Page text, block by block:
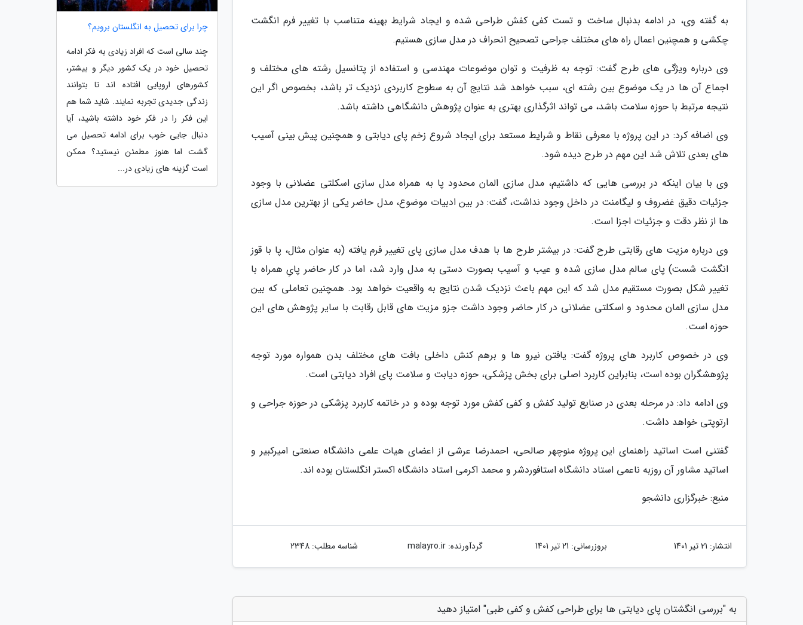
به گفته وی، در ادامه بدنبال ساخت و تست کفی کفش طراحی شده و ایجاد شرایط بهینه متناسب با تغییر فرم انگشت
چکشی و همچنین اعمال راه های مختلف جراحی تصحیح انحراف در مدل سازی هستیم.
وی درباره ویژگی های طرح گفت: توجه به ظرفیت و توان موضوعات مهندسی و استفاده از پتانسیل رشته های مختلف و
اجماع آن ها در یک موضوع بین رشته ای، سبب خواهد شد نتایج آن به سطوح کاربردی نزدیک تر باشد، بخصوص اگر این
نتیجه مرتبط با حوزه سلامت باشد، می تواند اثرگذاری بهتری به عنوان پژوهش دانشگاهی داشته باشد.
وی اضافه کرد: در این پروژه با معرفی نقاط و شرایط مستعد برای ایجاد شروع زخم پای دیابتی و همچنین پیش بینی آسیب
های بعدی تلاش شد این مهم در طرح دیده شود.
وی با بیان اینکه در بررسی هایی که داشتیم، مدل سازی المان محدود پا به همراه مدل سازی اسکلتی عضلانی با وجود
جزئیات دقیق غضروف و لیگامنت در داخل وجود نداشت، گفت: در بین ادبیات موضوع، مدل حاضر یکی از بهترین مدل سازی
ها از نظر دقت و جزئیات اجزا است.
وی درباره مزیت های رقابتی طرح گفت: در بیشتر طرح ها با هدف مدل سازی پای تغییر فرم یافته (به عنوان مثال، پا با قوز
انگشت شست) پای سالم مدل سازی شده و عیب و آسیب بصورت دستی به مدل وارد شد، اما در کار حاضر پایِ همراه با
تغییر شکل بصورت مستقیم مدل شد که این مهم باعث نزدیک شدن نتایج به واقعیت خواهد بود. همچنین تعاملی که بین
مدل سازی المان محدود و اسکلتی عضلانی در کار حاضر وجود داشت جزو مزیت های قابل رقابت با سایر پژوهش های این
حوزه است.
وی در خصوص کاربرد های پروژه گفت: یافتن نیرو ها و برهم کنش داخلی بافت های مختلف بدن همواره مورد توجه
پژوهشگران بوده است، بنابراین کاربرد اصلی برای بخش پزشکی، حوزه دیابت و سلامت پای افراد دیابتی است.
وی ادامه داد: در مرحله بعدی در صنایع تولید کفش و کفی کفش مورد توجه بوده و در خاتمه کاربرد پزشکی در حوزه جراحی و
ارتوپتی خواهد داشت.
گفتنی است اساتید راهنمای این پروژه منوچهر صالحی، احمدرضا عرشی از اعضای هیات علمی دانشگاه صنعتی امیرکبیر و
اساتید مشاور آن روزبه ناعمی استاد دانشگاه استافوردشر و محمد اکرمی استاد دانشگاه اکستر انگلستان بوده اند.
منبع: خبرگزاری دانشجو
انتشار: 21 تیر 1401 بروزرسانی: 21 تیر 1401 گردآورنده:malayro.ir شناسه مطلب: 2348
به "بررسی انگشتان پای دیابتی ها برای طراحی کفش و کفی طبی" امتیاز دهید
چرا برای تحصیل به انگلستان برویم؟
چند سالی است که افراد زیادی به فکر ادامه
تحصیل خود در یک کشور دیگر و بیشتر،
کشورهای اروپایی افتاده اند تا بتوانند
زندگی جدیدی تجربه نمایند. شاید شما هم
این فکر را در فکر خود داشته باشید، آیا
دنبال جایی خوب برای ادامه تحصیل می
گشت اما هنوز مطمئن نیستید؟ ممکن
است گزینه های زیادی در...